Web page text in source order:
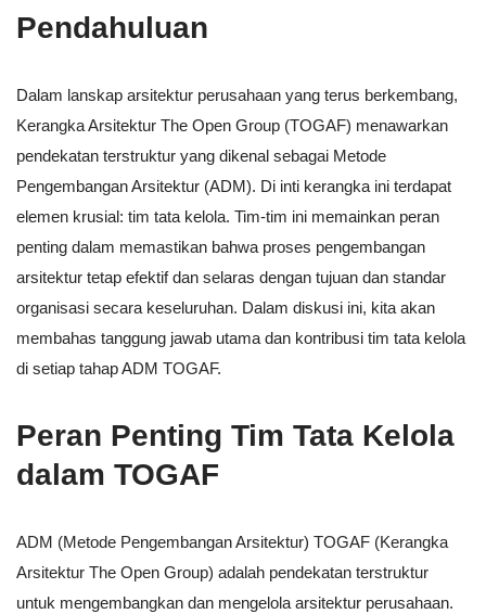
Pendahuluan
Dalam lanskap arsitektur perusahaan yang terus berkembang,
Kerangka Arsitektur The Open Group (TOGAF) menawarkan
pendekatan terstruktur yang dikenal sebagai Metode
Pengembangan Arsitektur (ADM). Di inti kerangka ini terdapat
elemen krusial: tim tata kelola. Tim-tim ini memainkan peran
penting dalam memastikan bahwa proses pengembangan
arsitektur tetap efektif dan selaras dengan tujuan dan standar
organisasi secara keseluruhan. Dalam diskusi ini, kita akan
membahas tanggung jawab utama dan kontribusi tim tata kelola
di setiap tahap ADM TOGAF.
Peran Penting Tim Tata Kelola
dalam TOGAF
ADM (Metode Pengembangan Arsitektur) TOGAF (Kerangka
Arsitektur The Open Group) adalah pendekatan terstruktur
untuk mengembangkan dan mengelola arsitektur perusahaan.